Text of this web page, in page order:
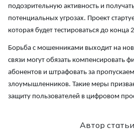
подозрительную активность и
потенциальных угрозах. Проект
которая будет тестироваться до конца
Борьба с мошенниками выходит на
связи могут обязать компенсировать
абонентов и штрафовать за
злоумышленников. Такие меры
защиту пользователей в цифровом
Автор